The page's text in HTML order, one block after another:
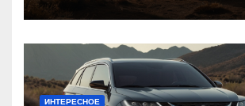
ИНТЕРЕСНОЕ